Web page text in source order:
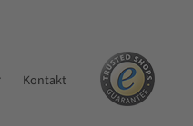
Kontakt